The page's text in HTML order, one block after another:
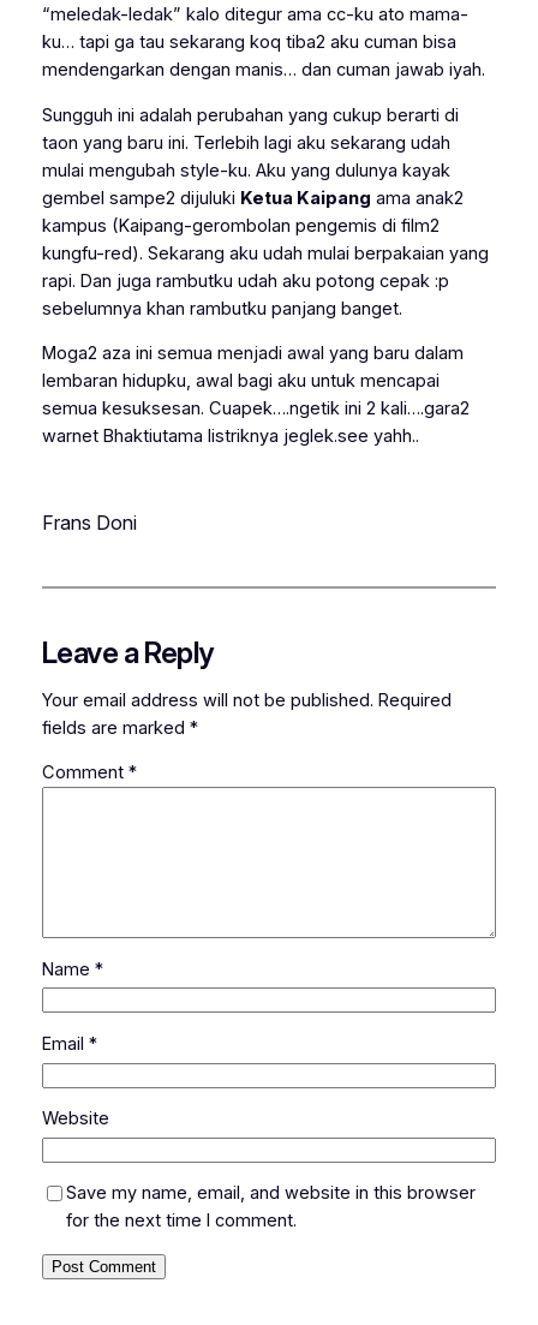
“meledak-ledak” kalo ditegur ama cc-ku ato mama-
ku… tapi ga tau sekarang koq tiba2 aku cuman bisa
mendengarkan dengan manis… dan cuman jawab iyah.
Sungguh ini adalah perubahan yang cukup berarti di
taon yang baru ini. Terlebih lagi aku sekarang udah
mulai mengubah style-ku. Aku yang dulunya kayak
gembel sampe2 dijuluki Ketua Kaipang ama anak2
kampus (Kaipang-gerombolan pengemis di film2
kungfu-red). Sekarang aku udah mulai berpakaian yang
rapi. Dan juga rambutku udah aku potong cepak :p
sebelumnya khan rambutku panjang banget.
Moga2 aza ini semua menjadi awal yang baru dalam
lembaran hidupku, awal bagi aku untuk mencapai
semua kesuksesan. Cuapek….ngetik ini 2 kali….gara2
warnet Bhaktiutama listriknya jeglek.see yahh..
Frans Doni
Leave a Reply
Your email address will not be published. Required
fields are marked *
Comment *
Name *
Email *
Website
Save my name, email, and website in this browser
for the next time I comment.